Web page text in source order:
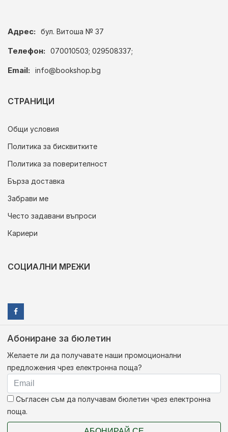
Адрес: бул. Витоша № 37
Телефон: 070010503; 029508337;
Email: info@bookshop.bg
СТРАНИЦИ
Общи условия
Политика за бисквитките
Политика за поверителност
Бърза доставка
Забрави ме
Често задавани въпроси
Кариери
СОЦИАЛНИ МРЕЖИ
Абониране за бюлетин
Желаете ли да получавате наши промоционални
предложения чрез електронна поща?
Съгласен съм да получавам бюлетин чрез електронна
поща.